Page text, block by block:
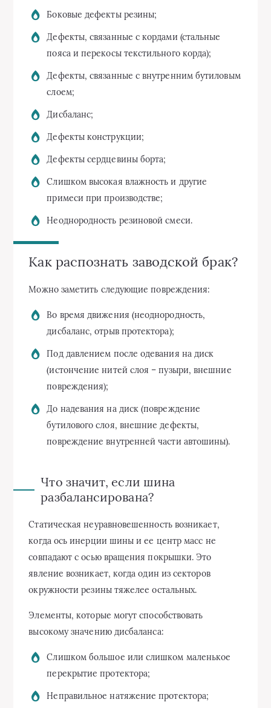
Боковые дефекты резины;
Дефекты, связанные с кордами (стальные
пояса и перекосы текстильного корда);
Дефекты, связанные с внутренним бутиловым
слоем;
Дисбаланс;
Дефекты конструкции;
Дефекты сердцевины борта;
Слишком высокая влажность и другие
примеси при производстве;
Неоднородность резиновой смеси.
Как распознать заводской брак?
Можно заметить следующие повреждения:
Во время движения (неоднородность,
дисбаланс, отрыв протектора);
Под давлением после одевания на диск
(истончение нитей слоя – пузыри, внешние
повреждения);
До надевания на диск (повреждение
бутилового слоя, внешние дефекты,
повреждение внутренней части автошины).
Что значит, если шина
разбалансирована?
Статическая неуравновешенность возникает,
когда ось инерции шины и ее центр масс не
совпадают с осью вращения покрышки. Это
явление возникает, когда один из секторов
окружности резины тяжелее остальных.
Элементы, которые могут способствовать
высокому значению дисбаланса:
Слишком большое или слишком маленькое
перекрытие протектора;
Неправильное натяжение протектора;